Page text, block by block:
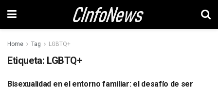
Home Tag LGBTQ+
Etiqueta: LGBTQ+
SOCIEDAD
Bisexualidad en el entorno familiar: el desafío de ser